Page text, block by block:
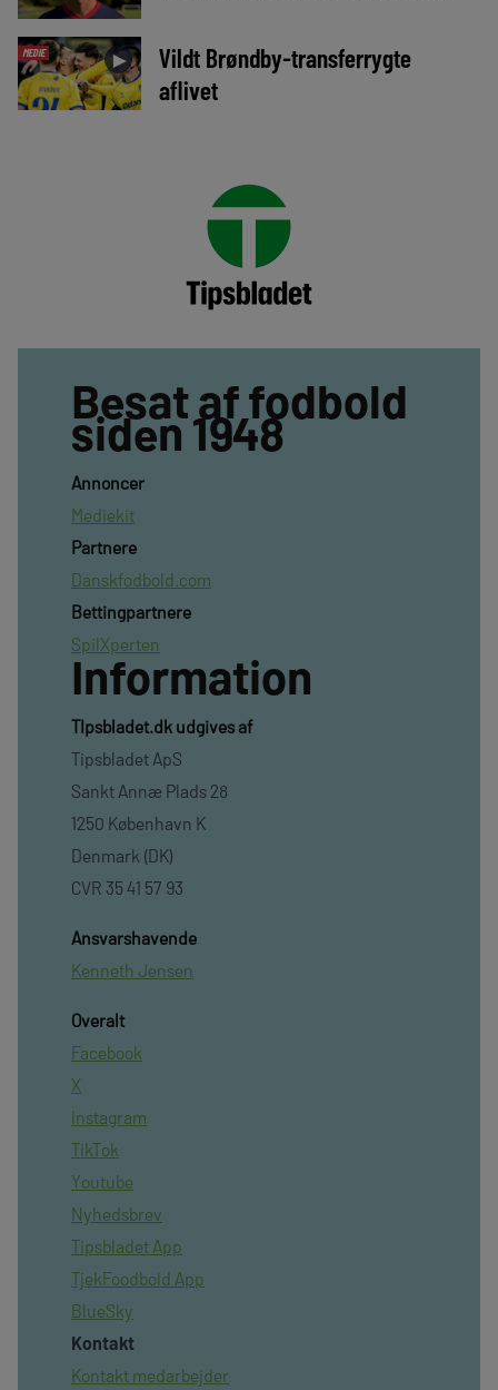
MEDIE ►
Vildt Brøndby-transferrygte
aflivet
Besat af fodbold
siden 1948
Annoncer
Mediekit
Partnere
Danskfodbold.com
Bettingpartnere
SpilXperten
Information
TIpsbladet.dk udgives af
Tipsbladet ApS
Sankt Annæ Plads 28
1250 København K
Denmark (DK)
CVR 35 41 57 93
Ansvarshavende
Kenneth Jensen
Overalt
Facebook
X
Instagram
TikTok
Youtube
Nyhedsbrev
Tipsbladet App
TjekFoodbold App
BlueSky
Kontakt
Kontakt medarbejder